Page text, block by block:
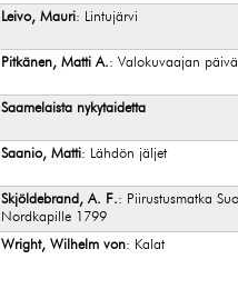
Leivo, Mauri: Lintujärvi
Pitkänen, Matti A.: Valokuvaajan
Saamelaista nykytaidetta
Saanio, Matti: Lähdön jäljet
Skjöldebrand, A. F.: Piirustusmatka
Nordkapille 1799
Wright, Wilhelm von: Kalat